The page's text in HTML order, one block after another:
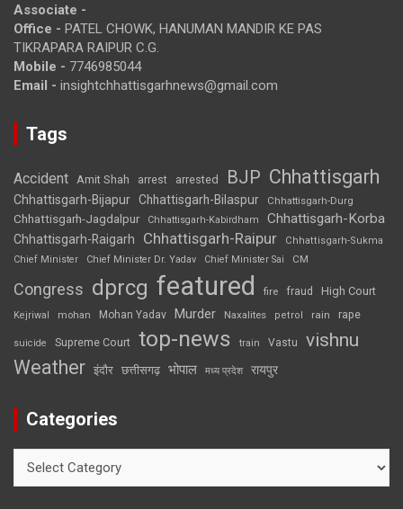
Associate -
Office - PATEL CHOWK, HANUMAN MANDIR KE PAS
TIKRAPARA RAIPUR C.G.
Mobile - 7746985044
Email - insightchhattisgarhnews@gmail.com
Tags
Accident Amit Shah arrest arrested BJP Chhattisgarh
Chhattisgarh-Bijapur Chhattisgarh-Bilaspur Chhattisgarh-Durg
Chhattisgarh-Jagdalpur Chhattisgarh-Kabirdham Chhattisgarh-Korba
Chhattisgarh-Raigarh Chhattisgarh-Raipur
Chhattisgarh-Sukma
Chief Minister
Chief Minister Dr. Yadav Chief Minister Sai CM
Congress dprcg featured fire fraud High Court
Kejriwal mohan Mohan Yadav Murder Naxalites petrol rain rape
suicide Supreme Court top-news train Vastu vishnu
Weather इंदौर छत्तीसगढ़ भोपाल मध्य प्रदेश रायपुर
Categories